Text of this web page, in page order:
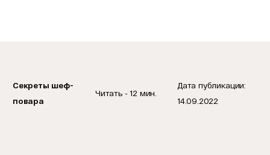
Секреты шеф-
повара
Читать - 12 мин.
Дата публикации:
14.09.2022